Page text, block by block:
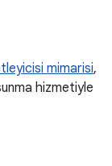
mimarisi,
hizmetiyle